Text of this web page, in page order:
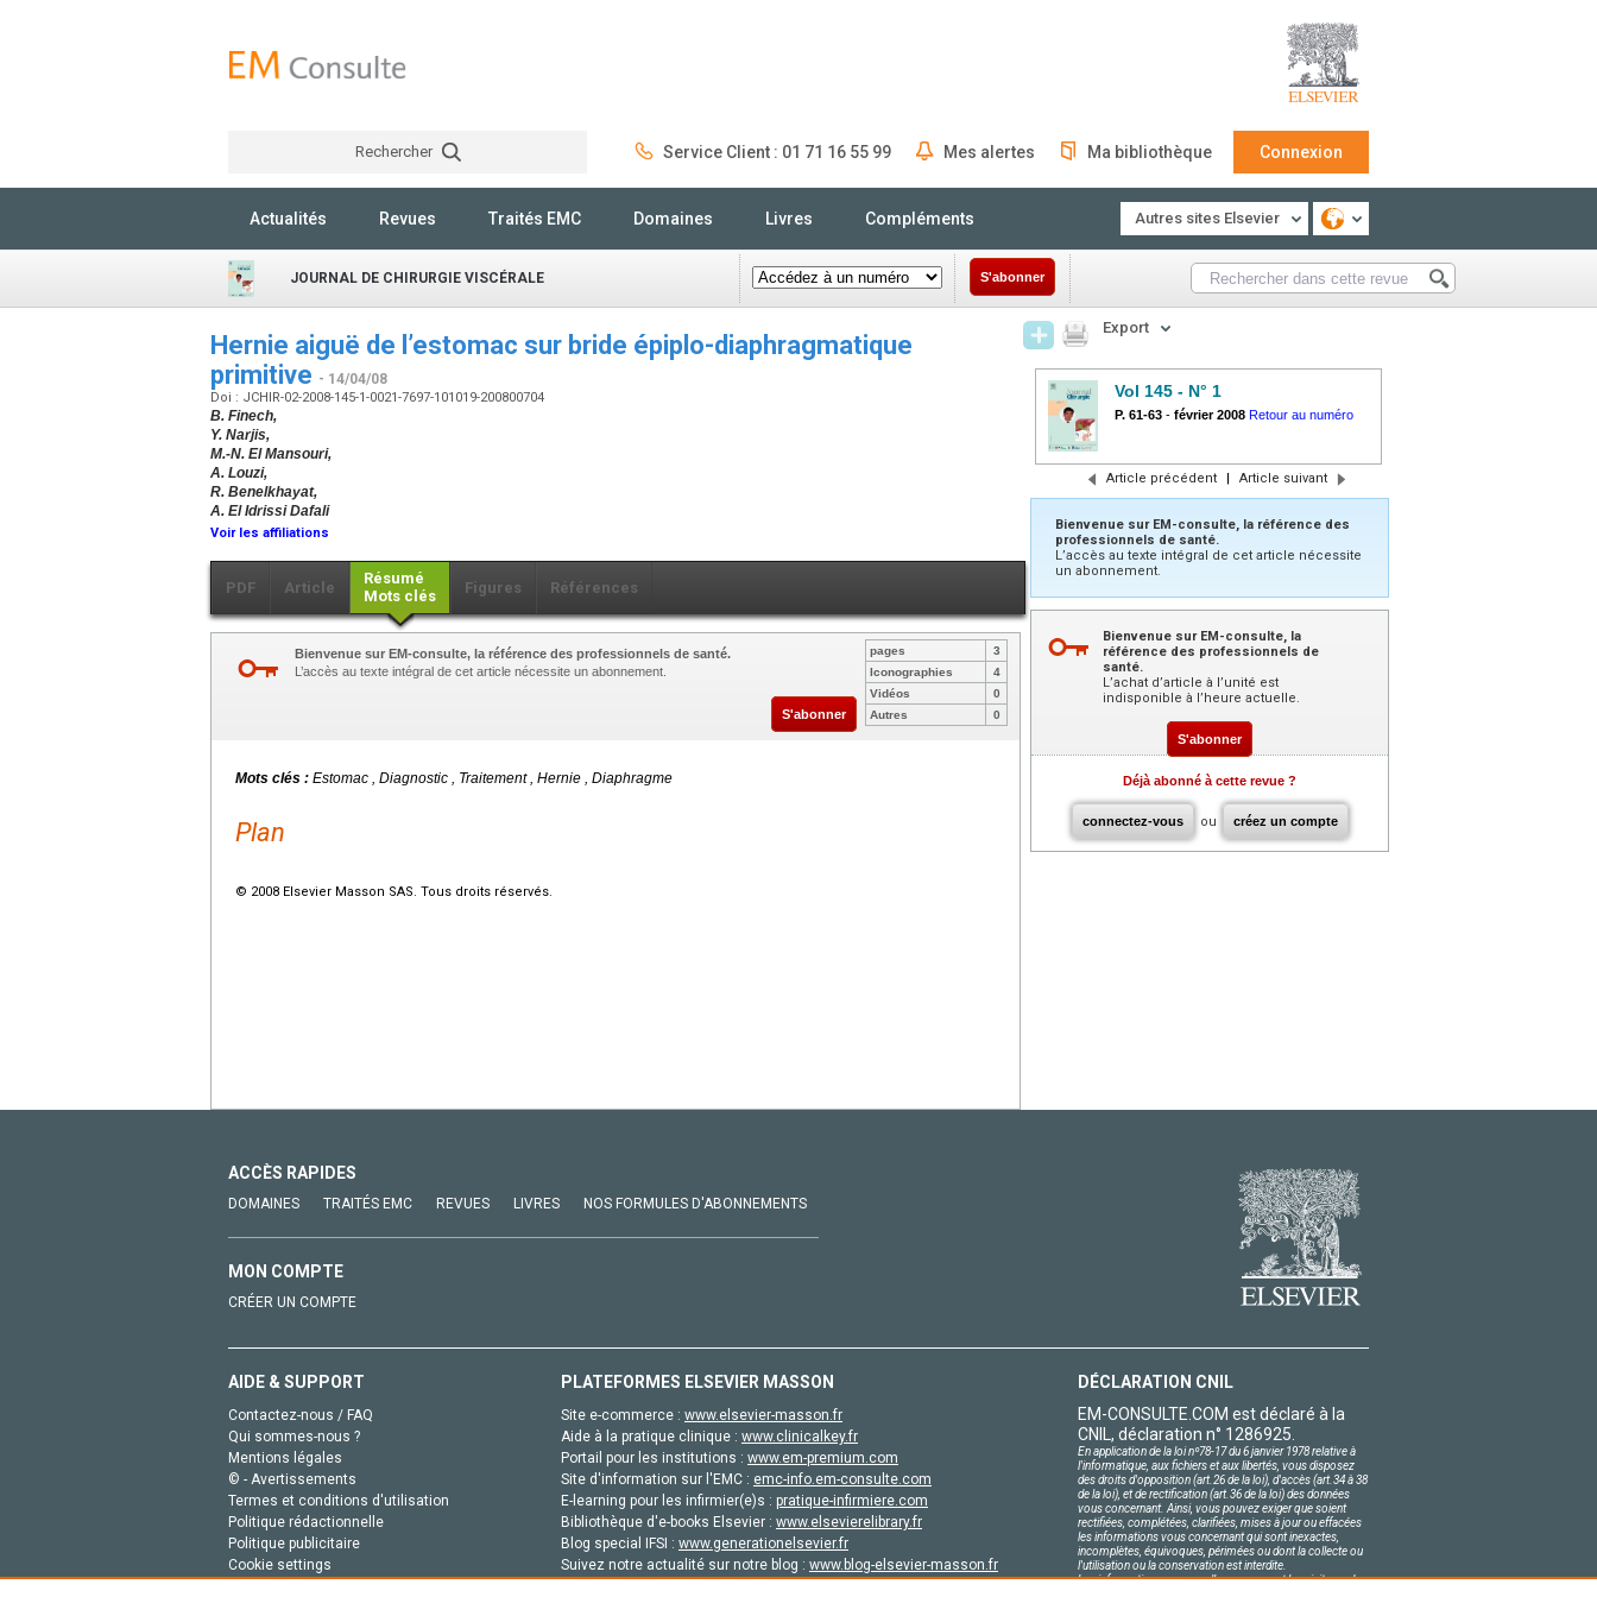
Rechercher Service Client : 01 71 16 55 99 Mes alertes Ma bibliothèque Connexion
Actualités Revues Traités EMC Domaines Livres Compléments Autres sites Elsevier
JOURNAL DE CHIRURGIE VISCÉRALE S'abonner
Hernie aiguë de l’estomac sur bride épiplo-diaphragmatique
primitive - 14/04/08
Doi : JCHIR-02-2008-145-1-0021-7697-101019-200800704
B. Finech,
Y. Narjis,
M.-N. El Mansouri,
A. Louzi,
R. Benelkhayat,
A. El Idrissi Dafali
Voir les affiliations
PDF Article
Résumé
Mots clés
Figures Références
Bienvenue sur EM-consulte, la référence des professionnels de santé.
L’accès au texte intégral de cet article nécessite un abonnement.
S'abonner
pages
3
Iconographies
4
Vidéos
0
Autres
0
Mots clés : Estomac , Diagnostic , Traitement , Hernie , Diaphragme
Plan
© 2008 Elsevier Masson SAS. Tous droits réservés.
Export
Vol 145 - N° 1
P. 61-63 - février 2008 Retour au numéro
Article précédent | Article suivant
Bienvenue sur EM-consulte, la référence des
professionnels de santé.
L’accès au texte intégral de cet article nécessite
un abonnement.
Bienvenue sur EM-consulte, la
référence des professionnels de
santé.
L’achat d’article à l’unité est
indisponible à l’heure actuelle.
S'abonner
Déjà abonné à cette revue ?
connectez-vous ou créez un compte
ACCÈS RAPIDES
DOMAINES TRAITÉS EMC REVUES LIVRES NOS FORMULES D'ABONNEMENTS
MON COMPTE
CRÉER UN COMPTE
AIDE & SUPPORT
Contactez-nous / FAQ
Qui sommes-nous ?
Mentions légales
© - Avertissements
Termes et conditions d'utilisation
Politique rédactionnelle
Politique publicitaire
Cookie settings
PLATEFORMES ELSEVIER MASSON
Site e-commerce : www.elsevier-masson.fr
Aide à la pratique clinique : www.clinicalkey.fr
Portail pour les institutions : www.em-premium.com
Site d'information sur l'EMC : emc-info.em-consulte.com
E-learning pour les infirmier(e)s : pratique-infirmiere.com
Bibliothèque d'e-books Elsevier : www.elsevierelibrary.fr
Blog special IFSI : www.generationelsevier.fr
Suivez notre actualité sur notre blog : www.blog-elsevier-masson.fr
DÉCLARATION CNIL
EM-CONSULTE.COM est déclaré à la
CNIL, déclaration n° 1286925.
En application de la loi nº78-17 du 6 janvier 1978 relative à
l'informatique, aux fichiers et aux libertés, vous disposez
des droits d'opposition (art.26 de la loi), d'accès (art.34 à 38
de la loi), et de rectification (art.36 de la loi) des données
vous concernant. Ainsi, vous pouvez exiger que soient
rectifiées, complétées, clarifiées, mises à jour ou effacées
les informations vous concernant qui sont inexactes,
incomplètes, équivoques, périmées ou dont la collecte ou
l'utilisation ou la conservation est interdite.
Les informations personnelles concernant les visiteurs de